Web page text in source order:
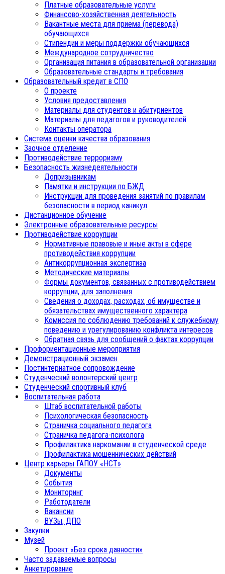
Платные образовательные услуги
Финансово-хозяйственная деятельность
Вакантные места для приема (перевода)
обучающихся
Стипендии и меры поддержки обучающихся
Международное сотрудничество
Организация питания в образовательной организации
Образовательные стандарты и требования
Образовательный кредит в СПО
О проекте
Условия предоставления
Материалы для студентов и абитуриентов
Материалы для педагогов и руководителей
Контакты оператора
Система оценки качества образования
Заочное отделение
Противодействие терроризму
Безопасность жизнедеятельности
Допризывникам
Памятки и инструкции по БЖД
Инструкции для проведения занятий по правилам
безопасности в период каникул
Дистанционное обучение
Электронные образовательные ресурсы
Противодействие коррупции
Нормативные правовые и иные акты в сфере
противодействия коррупции
Антикоррупционная экспертиза
Методические материалы
Формы документов, связанных с противодействием
коррупции, для заполнения
Сведения о доходах, расходах, об имуществе и
обязательствах имущественного характера
Комиссия по соблюдению требований к служебному
поведению и урегулированию конфликта интересов
Обратная связь для сообщений о фактах коррупции
Профориентационные мероприятия
Демонстрационный экзамен
Постинтернатное сопровождение
Студенческий волонтерский центр
Студенческий спортивный клуб
Воспитательная работа
Штаб воспитательной работы
Психологическая безопасность
Страничка социального педагога
Страничка педагога-психолога
Профилактика наркомании в студенческой среде
Профилактика мошеннических действий
Центр карьеры ГАПОУ «НСТ»
Документы
События
Мониторинг
Работодатели
Вакансии
ВУЗы, ДПО
Закупки
Музей
Проект «Без срока давности»
Часто задаваемые вопросы
Анкетирование